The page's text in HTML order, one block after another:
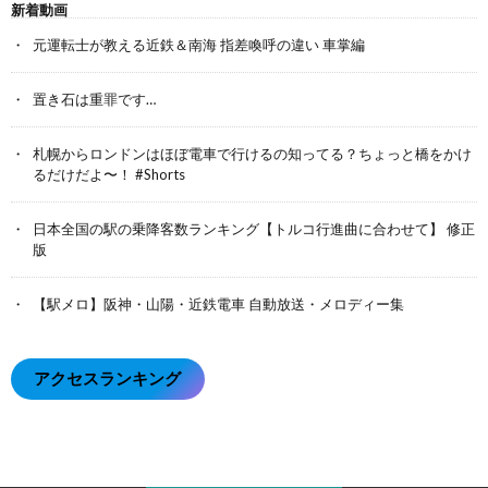
新着動画
元運転士が教える近鉄＆南海 指差喚呼の違い 車掌編
置き石は重罪です…
札幌からロンドンはほぼ電車で行けるの知ってる？ちょっと橋をかけ
るだけだよ〜！ #Shorts
日本全国の駅の乗降客数ランキング【トルコ行進曲に合わせて】 修正
版
【駅メロ】阪神・山陽・近鉄電車 自動放送・メロディー集
アクセスランキング